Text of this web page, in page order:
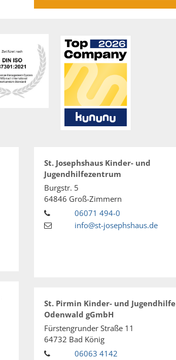
St. Josephshaus Kinder- und
Jugendhilfezentrum
Burgstr. 5
64846 Groß-Zimmern
06071 494-0
info@st-josephshaus.de
St. Pirmin Kinder- und Jugendhilfe
Odenwald gGmbH
Fürstengrunder Straße 11
64732 Bad König
06063 4142